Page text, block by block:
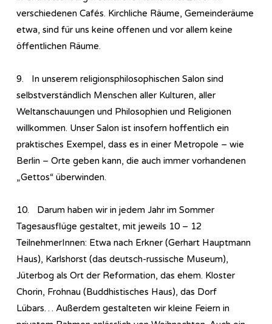
verschiedenen Cafés. Kirchliche Räume, Gemeinderäume
etwa, sind für uns keine offenen und vor allem keine
öffentlichen Räume.
9. In unserem religionsphilosophischen Salon sind
selbstverständlich Menschen aller Kulturen, aller
Weltanschauungen und Philosophien und Religionen
willkommen. Unser Salon ist insofern hoffentlich ein
praktisches Exempel, dass es in einer Metropole – wie
Berlin – Orte geben kann, die auch immer vorhandenen
„Gettos“ überwinden.
10. Darum haben wir in jedem Jahr im Sommer
Tagesausflüge gestaltet, mit jeweils 10 – 12
TeilnehmerInnen: Etwa nach Erkner (Gerhart Hauptmann
Haus), Karlshorst (das deutsch-russische Museum),
Jüterbog als Ort der Reformation, das ehem. Kloster
Chorin, Frohnau (Buddhistisches Haus), das Dorf
Lübars… Außerdem gestalteten wir kleine Feiern in